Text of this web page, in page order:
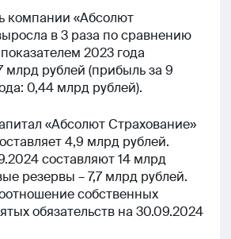
компании «Абсолют
в 3 раза по сравнению
2023 года
млрд рублей (прибыль за 9
0,44 млрд рублей).
«Абсолют Страхование»
4,9 млрд рублей.
составляют 14 млрд
резервы – 7,7 млрд рублей.
собственных
обязательств на 30.09.2024